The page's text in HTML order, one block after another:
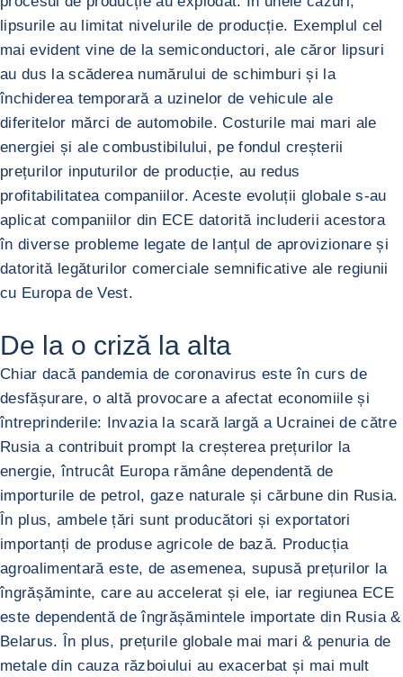
lipsurile au limitat nivelurile de producție. Exemplul cel
mai evident vine de la semiconductori, ale căror lipsuri
au dus la scăderea numărului de schimburi și la
închiderea temporară a uzinelor de vehicule ale
diferitelor mărci de automobile. Costurile mai mari ale
energiei și ale combustibilului, pe fondul creșterii
prețurilor inputurilor de producție, au redus
profitabilitatea companiilor. Aceste evoluții globale s-au
aplicat companiilor din ECE datorită includerii acestora
în diverse probleme legate de lanțul de aprovizionare și
datorită legăturilor comerciale semnificative ale regiunii
cu Europa de Vest.
De la o criză la alta
Chiar dacă pandemia de coronavirus este în curs de
desfășurare, o altă provocare a afectat economiile și
întreprinderile: Invazia la scară largă a Ucrainei de către
Rusia a contribuit prompt la creșterea prețurilor la
energie, întrucât Europa rămâne dependentă de
importurile de petrol, gaze naturale și cărbune din Rusia.
În plus, ambele țări sunt producători și exportatori
importanți de produse agricole de bază. Producția
agroalimentară este, de asemenea, supusă prețurilor la
îngrășăminte, care au accelerat și ele, iar regiunea ECE
este dependentă de îngrășămintele importate din Rusia &
Belarus. În plus, prețurile globale mai mari & penuria de
metale din cauza războiului au exacerbat și mai mult